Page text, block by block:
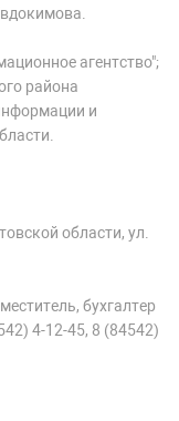
агентство";
района
и
области, ул.
бухгалтер
4-12-45, 8 (84542)